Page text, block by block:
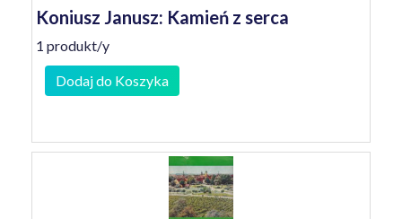
Koniusz Janusz: Kamień z serca
1 produkt/y
Dodaj do Koszyka